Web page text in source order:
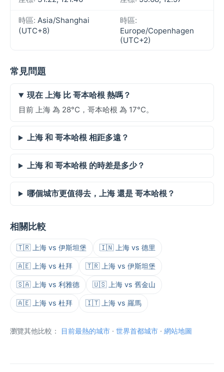
時區: Asia/Shanghai
(UTC+8)
時區:
Europe/Copenhagen
(UTC+2)
常見問題
現在 上海 比 哥本哈根 熱嗎？
目前 上海 為 28°C，哥本哈根 為 17°C。
上海 和 哥本哈根 相距多遠？
上海 和 哥本哈根 的時差是多少？
哪個城市更值得去，上海 還是 哥本哈根？
相關比較
🇹🇷 上海 vs 伊斯坦堡 🇮🇳 上海 vs 德里
🇦🇪 上海 vs 杜拜 🇹🇷 上海 vs 伊斯坦堡
🇸🇦 上海 vs 利雅德 🇺🇸 上海 vs 舊金山
🇦🇪 上海 vs 杜拜 🇮🇹 上海 vs 羅馬
瀏覽其他比較： 目前最熱的城市 · 世界首都城市 · 網站地圖